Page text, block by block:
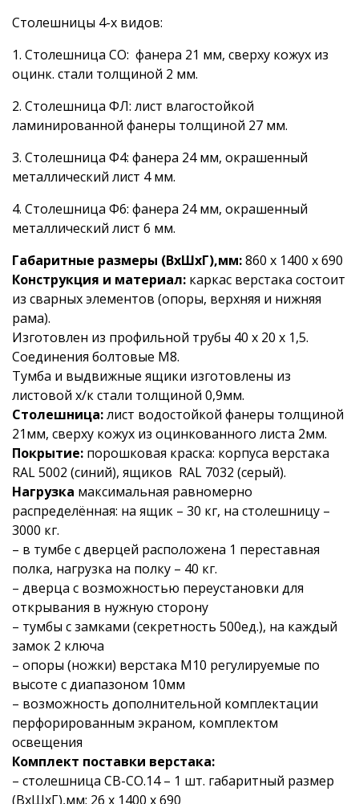
Столешницы 4-х видов:
1. Столешница СО: фанера 21 мм, сверху кожух из
оцинк. стали толщиной 2 мм.
2. Столешница ФЛ: лист влагостойкой
ламинированной фанеры толщиной 27 мм.
3. Столешница Ф4: фанера 24 мм, окрашенный
металлический лист 4 мм.
4. Столешница Ф6: фанера 24 мм, окрашенный
металлический лист 6 мм.
Габаритные размеры (ВхШхГ),мм:860 х 1400 х 690
Конструкция и материал: каркас верстака состоит
из сварных элементов (опоры, верхняя и нижняя
рама).
Изготовлен из профильной трубы 40 х 20 х 1,5.
Соединения болтовые М8.
Тумба и выдвижные ящики изготовлены из
листовой х/к стали толщиной 0,9мм.
Столешница:лист водостойкой фанеры толщиной
21мм, сверху кожух из оцинкованного листа 2мм.
Покрытие: порошковая краска: корпуса верстака
RAL 5002 (синий), ящиков RAL 7032 (серый).
Нагрузка максимальная равномерно
распределённая: на ящик – 30 кг, на столешницу –
3000 кг.
– в тумбе с дверцей расположена 1 переставная
полка, нагрузка на полку – 40 кг.
– дверца с возможностью переустановки для
открывания в нужную сторону
– тумбы с замками (секретность 500ед.), на каждый
замок 2 ключа
– опоры (ножки) верстака М10 регулируемые по
высоте с диапазоном 10мм
– возможность дополнительной комплектации
перфорированным экраном, комплектом
освещения
Комплект поставки верстака:
– столешница СВ-СО.14 – 1 шт. габаритный размер
(ВхШхГ),мм: 26 х 1400 х 690